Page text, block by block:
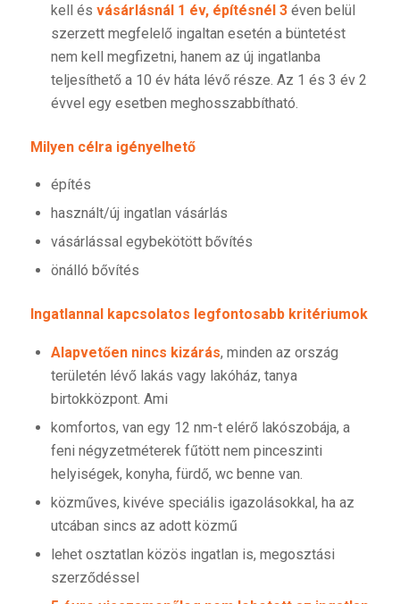
kell és vásárlásnál 1 év, építésnél 3éven belül
szerzett megfelelő ingaltan esetén a büntetést
nem kell megfizetni, hanem az új ingatlanba
teljesíthető a 10 év háta lévő része. Az 1 és 3 év 2
évvel egy esetben meghosszabbítható.
Milyen célra igényelhető
építés
használt/új ingatlan vásárlás
vásárlással egybekötött bővítés
önálló bővítés
Ingatlannal kapcsolatos legfontosabb kritériumok
Alapvetően nincs kizárás, minden az ország
területén lévő lakás vagy lakóház, tanya
birtokközpont. Ami
komfortos, van egy 12 nm-t elérő lakószobája, a
feni négyzetméterek fűtött nem pinceszinti
helyiségek, konyha, fürdő, wc benne van.
közműves, kivéve speciális igazolásokkal, ha az
utcában sincs az adott közmű
lehet osztatlan közös ingatlan is, megosztási
szerződéssel